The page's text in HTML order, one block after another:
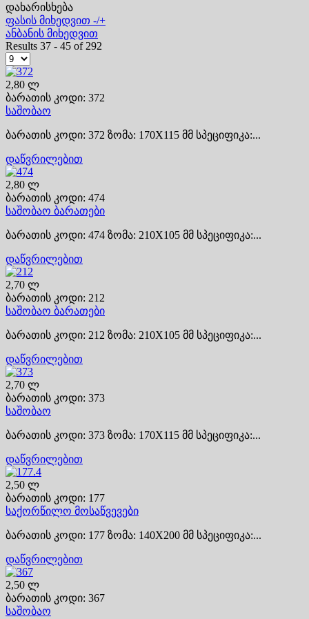
დახარისხება
ფასის მიხედვით -/+
ანბანის მიხედვით
Results 37 - 45 of 292
2,80 ლ
ბარათის კოდი: 372
საშობაო
ბარათის კოდი: 372 ზომა: 170X115 მმ სპეციფიკა:...
დაწვრილებით
2,80 ლ
ბარათის კოდი: 474
საშობაო ბარათები
ბარათის კოდი: 474 ზომა: 210X105 მმ სპეციფიკა:...
დაწვრილებით
2,70 ლ
ბარათის კოდი: 212
საშობაო ბარათები
ბარათის კოდი: 212 ზომა: 210X105 მმ სპეციფიკა:...
დაწვრილებით
2,70 ლ
ბარათის კოდი: 373
საშობაო
ბარათის კოდი: 373 ზომა: 170X115 მმ სპეციფიკა:...
დაწვრილებით
2,50 ლ
ბარათის კოდი: 177
საქორწილო მოსაწვევები
ბარათის კოდი: 177 ზომა: 140X200 მმ სპეციფიკა:...
დაწვრილებით
2,50 ლ
ბარათის კოდი: 367
საშობაო